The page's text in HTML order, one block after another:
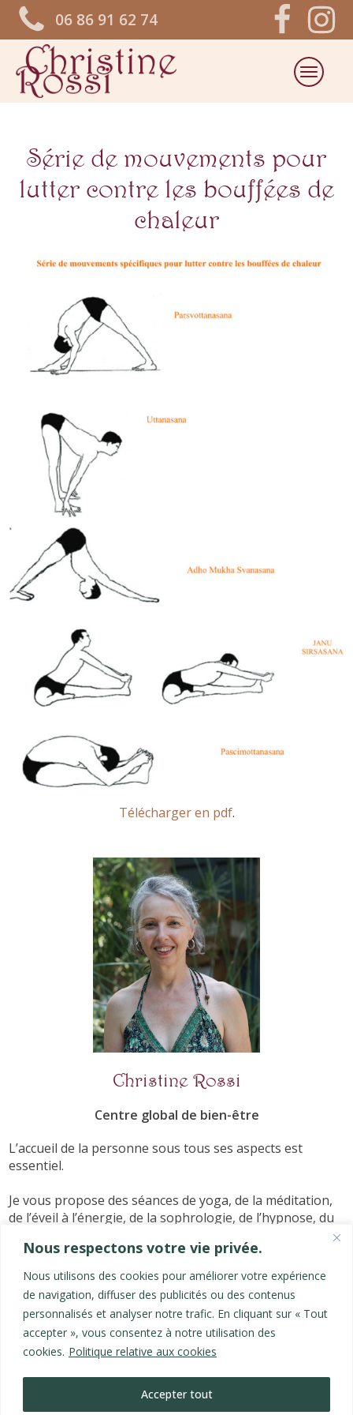
Nous respectons votre vie privée.
Nous utilisons des cookies pour améliorer votre expérience
de navigation, diffuser des publicités ou des contenus
personnalisés et analyser notre trafic. En cliquant sur « Tout
accepter », vous consentez à notre utilisation des
cookies. Politique relative aux cookies
Accepter tout
06 86 91 62 74
Série de mouvements pour
lutter contre les bouffées de
chaleur
Télécharger en pdf.
Christine Rossi
Centre global de bien-être
L’accueil de la personne sous tous ses aspects est
essentiel.
Je vous propose des séances de yoga, de la méditation,
de l’éveil à l’énergie, de la sophrologie, de l’hypnose, du
reprendre votre vie en main, agir sur votre corps, et
trouver l'apaisement.
Les derniers articles
Les Nâdis
Les 5 couches de l'Être
Nettoyage abdominal
Hygiène du nez - Jala Neti
La dépression